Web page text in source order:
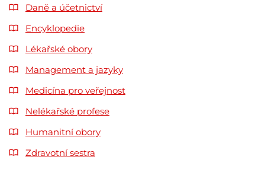
Daně a účetnictví
Encyklopedie
Lékařské obory
Management a jazyky
Medicína pro veřejnost
Nelékařské profese
Humanitní obory
Zdravotní sestra